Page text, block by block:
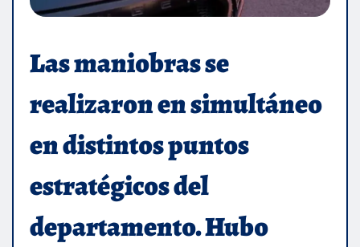
Las maniobras se
realizaron en simultáneo
en distintos puntos
estratégicos del
departamento. Hubo